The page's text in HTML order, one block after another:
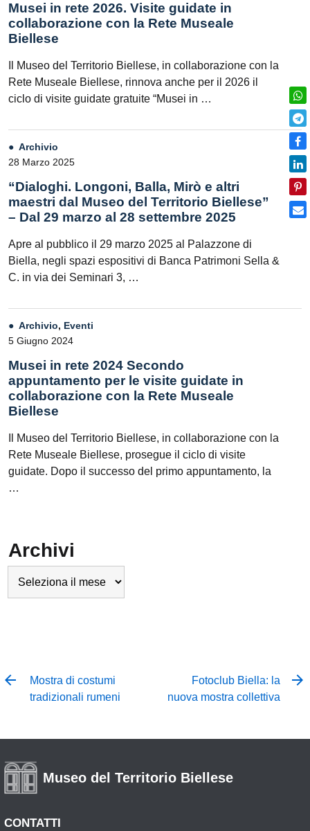
Musei in rete 2026. Visite guidate in
collaborazione con la Rete Museale
Biellese
Il Museo del Territorio Biellese, in collaborazione con la
Rete Museale Biellese, rinnova anche per il 2026 il
ciclo di visite guidate gratuite “Musei in …
Archivio
28 Marzo 2025
“Dialoghi. Longoni, Balla, Mirò e altri
maestri dal Museo del Territorio Biellese”
– Dal 29 marzo al 28 settembre 2025
Apre al pubblico il 29 marzo 2025 al Palazzone di
Biella, negli spazi espositivi di Banca Patrimoni Sella &
C. in via dei Seminari 3, …
Archivio, Eventi
5 Giugno 2024
Musei in rete 2024 Secondo
appuntamento per le visite guidate in
collaborazione con la Rete Museale
Biellese
Il Museo del Territorio Biellese, in collaborazione con la
Rete Museale Biellese, prosegue il ciclo di visite
guidate. Dopo il successo del primo appuntamento, la
…
Archivi
Mostra di costumi
tradizionali rumeni
Fotoclub Biella: la
nuova mostra collettiva
Museo del Territorio Biellese
CONTATTI